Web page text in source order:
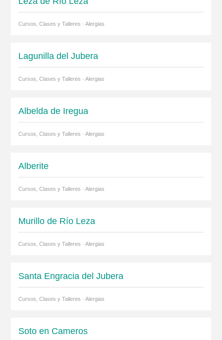
Cursos, Clases y Talleres · Alergias
Lagunilla del Jubera
Cursos, Clases y Talleres · Alergias
Albelda de Iregua
Cursos, Clases y Talleres · Alergias
Alberite
Cursos, Clases y Talleres · Alergias
Murillo de Río Leza
Cursos, Clases y Talleres · Alergias
Santa Engracia del Jubera
Cursos, Clases y Talleres · Alergias
Soto en Cameros